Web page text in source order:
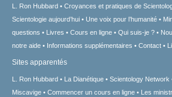
L. Ron Hubbard Croyances et pratiques de
Scientologie aujourd’hui
Une voix pour l’humanité
questions
Livres Cours en ligne Qui suis-je ?
notre aide
Informations supplémentaires Contact
Sites apparentés
L. Ron Hubbard La Dianétique Scientology Network
Miscavige
Commencer un cours en ligne
Les